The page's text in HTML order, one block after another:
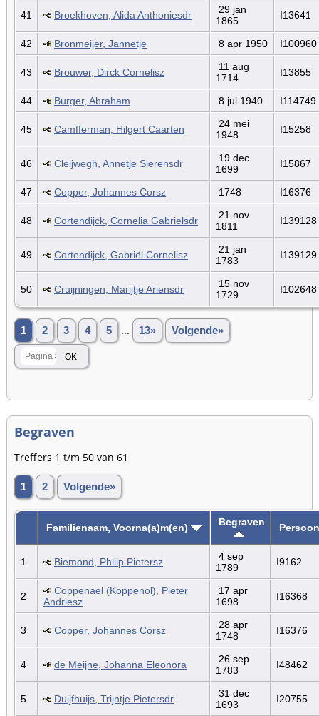
41 Broekhoven, Alida Anthoniesdr
29 jan
1865
I13641
42 Bronmeijer, Jannetje 8 apr 1950 I100960
43 Brouwer, Dirck Cornelisz
11 aug
1714
I13855
44 Burger, Abraham 8 jul 1940 I114749
45 Camfferman, Hilgert Caarten
24 mei
1948
I15258
46 Cleijwegh, Annetje Sierensdr
19 dec
1699
I15867
47 Copper, Johannes Corsz 1748 I16376
48 Cortendijck, Cornelia Gabrielsdr
21 nov
1811
I139128
49 Cortendijck, Gabriël Cornelisz
21 jan
1783
I139129
50 Cruijningen, Marijtje Ariensdr
15 nov
1729
I102648
1 2 3 4 5 13» Volgende»
Begraven
Treffers 1 t/m 50 van 61
1 2 Volgende»
Familienaam, Voorna(a)m(en) Begraven
1 Biemond, Philip Pietersz
4 sep
1789
I9162
2
Coppenael (Koppenol), Pieter
Andriesz
17 apr
1698
I16368
3 Copper, Johannes Corsz
28 apr
1748
I16376
4 de Meijne, Johanna Eleonora
26 sep
1783
I48462
5 Duijfhuijs, Trijntje Pietersdr
31 dec
1693
I20755